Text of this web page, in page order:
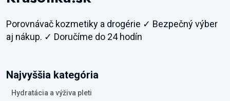
Porovnávač kozmetiky a drogérie ✓ Bezpečný výber
aj nákup. ✓ Doručíme do 24 hodín
Najvyššia kategória
Hydratácia a výživa pleti